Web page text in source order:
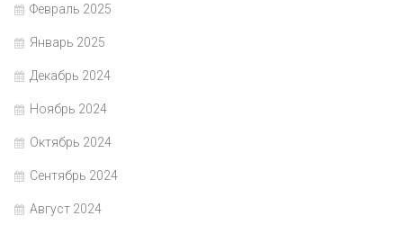
Февраль 2025
Январь 2025
Декабрь 2024
Ноябрь 2024
Октябрь 2024
Сентябрь 2024
Август 2024